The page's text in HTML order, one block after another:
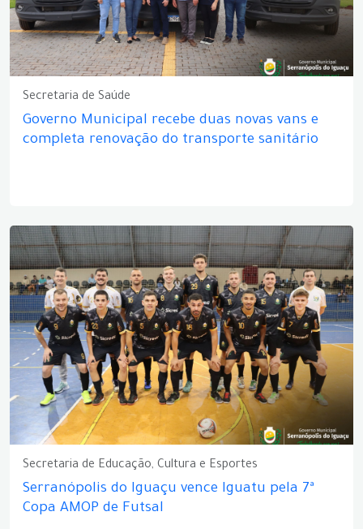
Secretaria de Saúde
Governo Municipal recebe duas novas vans e
completa renovação do transporte sanitário
Secretaria de Educação, Cultura e Esportes
Serranópolis do Iguaçu vence Iguatu pela 7ª
Copa AMOP de Futsal